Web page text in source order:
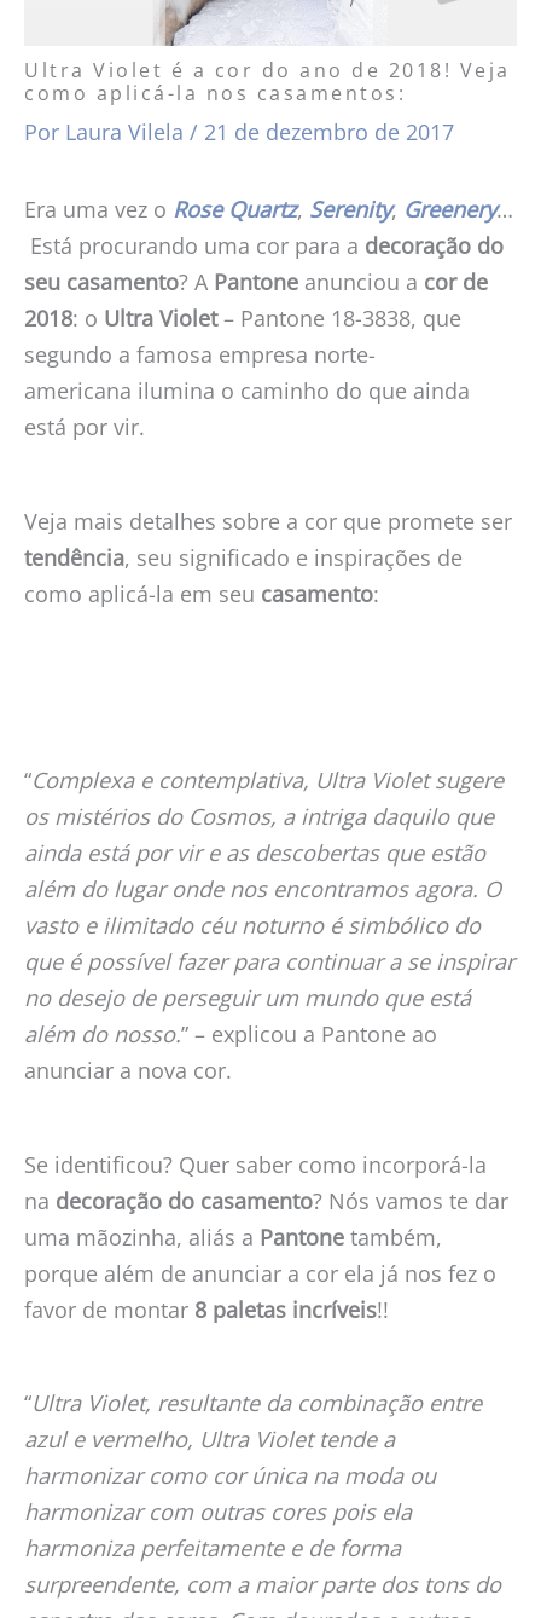
Ultra Violet é a cor do ano de 2018! Veja
como aplicá-la nos casamentos:
Por Laura Vilela / 21 de dezembro de 2017
Era uma vez o Rose Quartz, Serenity, Greenery…
Está procurando uma cor para a decoração do
seu casamento? A Pantone anunciou a cor de
2018: o Ultra Violet– Pantone 18-3838, que
segundo a famosa empresa norte-
americana ilumina o caminho do que ainda
está por vir.
Veja mais detalhes sobre a cor que promete ser
tendência, seu significado e inspirações de
como aplicá-la em seu casamento:
“Complexa e contemplativa, Ultra Violet sugere
os mistérios do Cosmos, a intriga daquilo que
ainda está por vir e as descobertas que estão
além do lugar onde nos encontramos agora. O
vasto e ilimitado céu noturno é simbólico do
que é possível fazer para continuar a se inspirar
no desejo de perseguir um mundo que está
além do nosso.” – explicou a Pantone ao
anunciar a nova cor.
Se identificou? Quer saber como incorporá-la
na decoração do casamento? Nós vamos te dar
uma mãozinha, aliás a Pantone também,
porque além de anunciar a cor ela já nos fez o
favor de montar 8 paletas incríveis!!
“Ultra Violet, resultante da combinação entre
azul e vermelho, Ultra Violet tende a
harmonizar como cor única na moda ou
harmonizar com outras cores pois ela
harmoniza perfeitamente e de forma
surpreendente, com a maior parte dos tons do